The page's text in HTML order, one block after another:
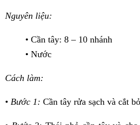
Nguyên liệu:
• Cần tây: 8 – 10 nhánh
• Nước
Cách làm:
• Bước 1: Cần tây rửa sạch và cắt